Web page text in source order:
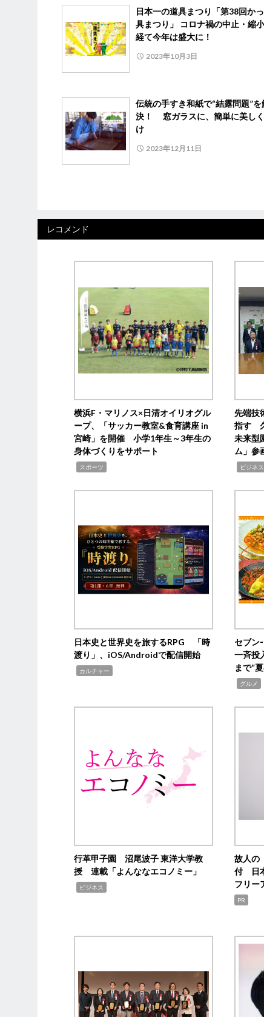
日本一の道具まつり「第38回か
具まつり」 コロナ禍の中止・縮
経て今年は盛大に！
2023年10月3日
伝統の手すき和紙で“結露問題”を
決！ 窓ガラスに、簡単に美し
け
2023年12月11日
レコメンド
横浜F・マリノス×日清オイリオグル
ープ、「サッカー教室&食育講座 in
宮崎」を開催 小学1年生～3年生の
身体づくりをサポート
スポーツ
先端技
指す
未来型
ム」参
ビジネス
日本史と世界史を旅するRPG 「時
渡り」、iOS/Androidで配信開始
カルチャー
セブン
一斉投
まで“
グルメ
行革甲子園 沼尾波子 東洋大学教
授 連載「よんななエコノミー」
ビジネス
故人の
付 日
フリー
PR